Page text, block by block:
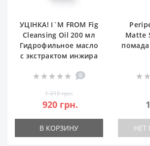
УЦІНКА! I`M FROM Fig
Cleansing Oil 200 мл
Гидрофильное масло
с экстрактом инжира
0
1 315 грн.
920 грн.
В КОРЗИНУ
Matte
помада
НЕТ